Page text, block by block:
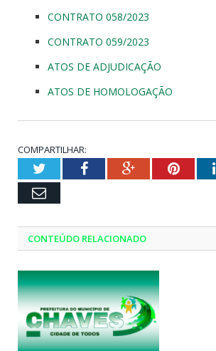
CONTRATO 058/2023
CONTRATO 059/2023
ATOS DE ADJUDICAÇÃO
ATOS DE HOMOLOGAÇÃO
COMPARTILHAR:
TwitterFacebookGoogle+
Email
CONTEÚDO RELACIONADO